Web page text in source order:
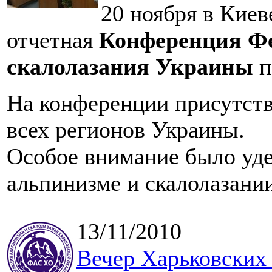
20 ноября в
отчетная Конференция
скалолазания Украины
На конференции
всех регионов Украины.
Особое внимание было
альпинизме и
13/11/2010
Вечер